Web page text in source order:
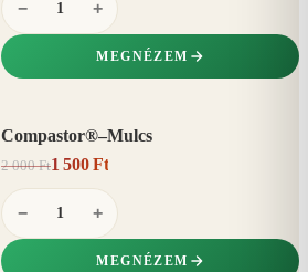
− +
MEGNÉZEM
Compastor®–Mulcs
2 000 Ft1 500 Ft
− +
MEGNÉZEM